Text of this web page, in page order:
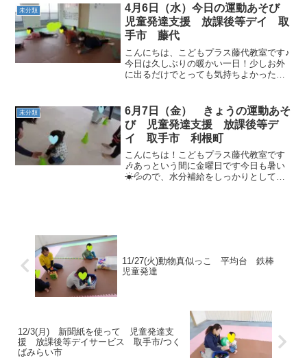
絵の具につけて破れない様にゆっくり広
げると・・🌈すてきな模様...
未分類
4月6日（水）今日の運動あそび
児童発達支援 放課後等デイ 取
手市 藤代
こんにちは、こどもプラス藤代教室です♪
今日は久しぶりの暖かい一日！少しお外
に出るだけでとっても気持ちよかったで
午前の運動あそびどうぶつヨーイドン い
ろんな動物に変身して...
未分類
6月7日（金） きょうの運動あそ
び 児童発達支援 放課後等デ
イ 取手市 利根町
こんにちは！こどもプラス藤代教室です
🎶あっという間に金曜日です今日も暑い
☀💦ので、水分補給をしっかりとしてい
11/27(火)動物真似っこ 平均台 鉄棒
児童発達
12/3(月) 新聞紙を使って 児童発達支
援 放課後等デイサービス 取手市/つく
ばみらい市